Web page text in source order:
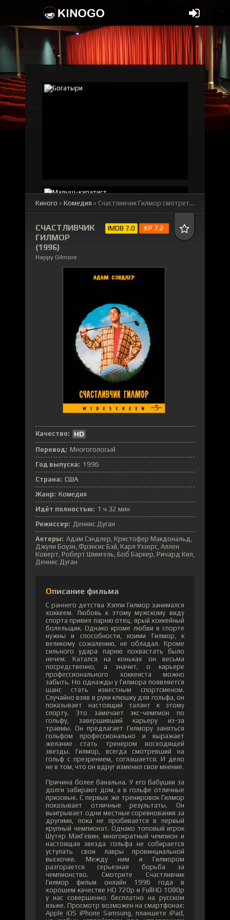
Киного » Комедия » Счастливчик Гилмор смотреть онлайн бесплатно
СЧАСТЛИВЧИК
ГИЛМОР
(1996)
Happy Gilmore
IMDB 7.0 KP 7.2
Качество:
HD
Перевод: Многоголосый
Год выпуска: 1996
Страна: США
Жанр: Комедия
Идёт полностью: 1 ч 32 мин
Режиссер: Деннис Дуган
Актеры: Адам Сэндлер, Кристофер Макдональд,
Джули Боуэн, Фрэнсис Бэй, Карл Уэзерс, Аллен
Коверт, Роберт Шмигель, Боб Баркер, Ричард Кил,
Деннис Дуган
Описание фильма
С раннего детства Хэппи Гилмор занимался
хоккеем. Любовь к этому мужскому виду
спорта привил парню отец, ярый хоккейный
болельщик. Однако кроме любви в спорте
нужны и способности, коими Гилмор, к
великому сожалению, не обладал. Кроме
сильного удара парню похвастать было
нечем. Катался на коньках он весьма
посредственно, а значит, о карьере
профессионального хоккеиста можно
забыть. Но однажды у Гилмора появляется
шанс стать известным спортсменом.
Случайно взяв в руки клюшку для гольфа, он
показывает настоящий талант к этому
спорту. Это замечает экс-чемпион по
гольфу, завершивший карьеру из-за
травмы. Он предлагает Гилмору заняться
гольфом профессионально и выражает
желание стать тренером восходящей
звезды. Гилмор, всегда смотревший на
гольф с презрением, соглашается. И дело
не в том, что он вдруг изменил свое мнение.
Причина более банальна. У его бабушки за
долги забирают дом, а в гольфе отличные
призовые. С первых же тренировок Гилмор
показывает отличные результаты. Он
выигрывает одни местные соревнования за
другими, пока не пробивается в первый
крупный чемпионат. Однако топовый игрок
Шутер МакГевин, многократный чемпион и
настоящая звезда гольфа не собирается
уступать свои лавры провинциальной
выскочке. Между ним и Гилмором
разгорается серьезная борьба за
чемпионство. Смотрите Счастливчик
Гилмор фильм онлайн 1996 года в
хорошем качестве HD 720p и FullHD 1080p
у нас совершенно бесплатно на русском
языке. Просмотр возможен на смартфонах:
Apple iOS iPhone Samsung, планшете iPad,